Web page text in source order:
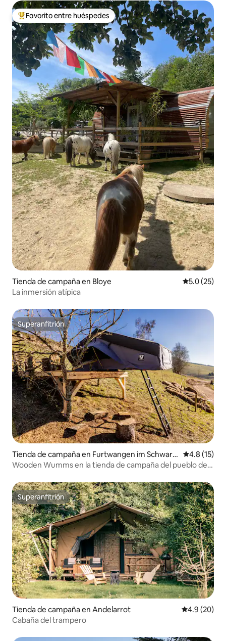
De los mejores en Favorito entre huéspedes
Favorito entre huéspedes
Tienda de campaña en Bloye Calificación
5.0 (25)
La inmersión atípica
Superanfitrión
Superanfitrión
Tienda de campaña en Furtwangen im Schwarz
wald
Calificación
4.8 (15)
Wooden Wumms en la tienda de campaña del pueblo de
Superanfitrión
Superanfitrión
Tienda de campaña en Andelarrot Calificación
4.9 (20)
Cabaña del trampero